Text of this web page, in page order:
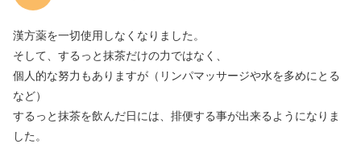
漢方薬を一切使用しなくなりました。
そして、するっと抹茶だけの力ではなく、
個人的な努力もありますが（リンパマッサージや水を多めにとる
など）
するっと抹茶を飲んだ日には、排便する事が出来るようになりま
した。